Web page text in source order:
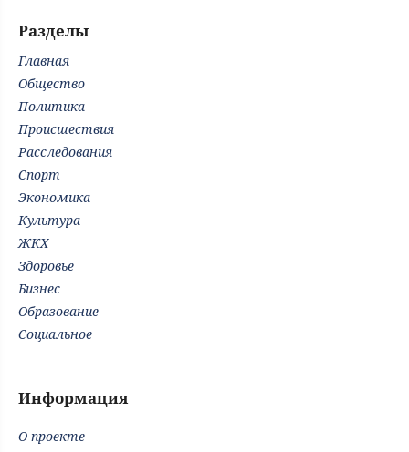
Разделы
Главная
Общество
Политика
Происшествия
Расследования
Спорт
Экономика
Культура
ЖКХ
Здоровье
Бизнес
Образование
Социальное
Информация
О проекте